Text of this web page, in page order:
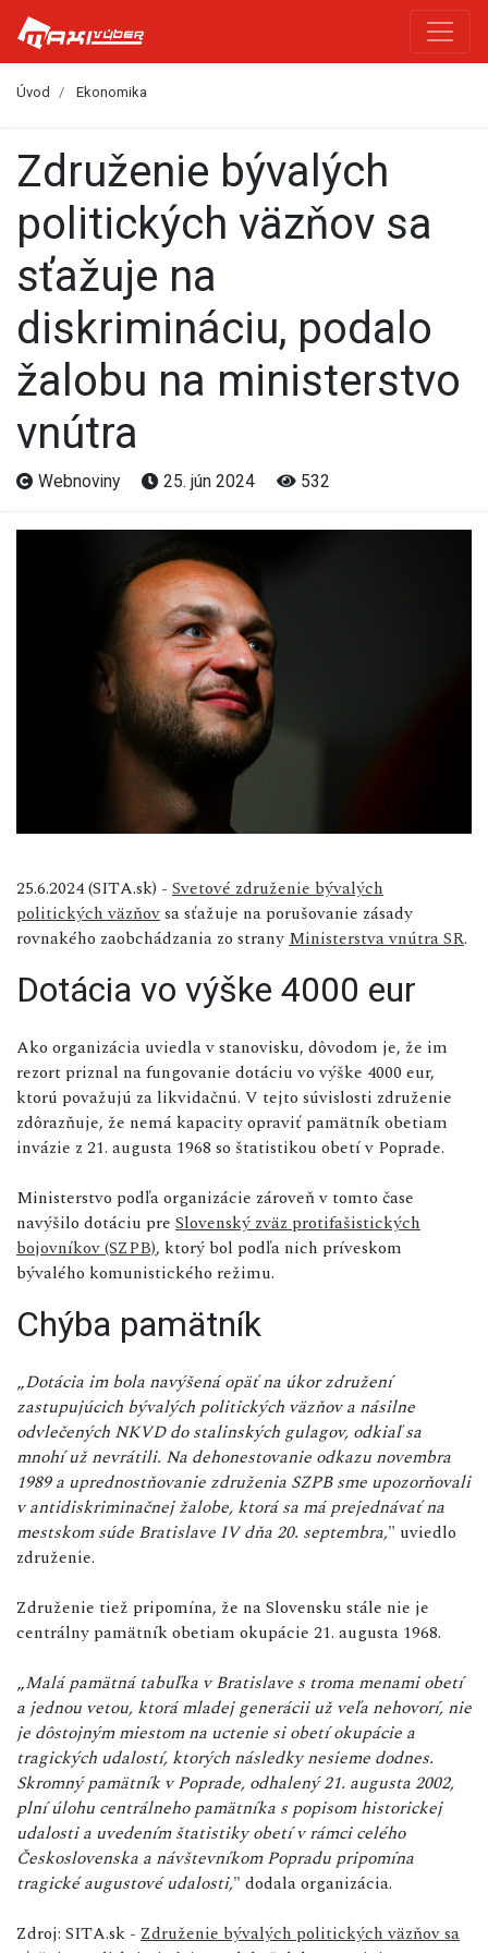
Úvod Ekonomika
Združenie bývalých
politických väzňov sa
sťažuje na
diskrimináciu, podalo
žalobu na ministerstvo
vnútra
Webnoviny 25. jún 2024 532
25.6.2024 (SITA.sk) - Svetové združenie bývalých
politických väzňovsa sťažuje na porušovanie zásady
rovnakého zaobchádzania zo strany Ministerstva vnútra SR.
Dotácia vo výške 4000 eur
Ako organizácia uviedla v stanovisku, dôvodom je, že im
rezort priznal na fungovanie dotáciu vo výške 4000 eur,
ktorú považujú za likvidačnú. V tejto súvislosti združenie
zdôrazňuje, že nemá kapacity opraviť pamätník obetiam
invázie z 21. augusta 1968 so štatistikou obetí v Poprade.
Ministerstvo podľa organizácie zároveň v tomto čase
navýšilo dotáciu pre Slovenský zväz protifašistických
bojovníkov (SZPB), ktorý bol podľa nich príveskom
bývalého komunistického režimu.
Chýba pamätník
„Dotácia im bola navýšená opäť na úkor združení
zastupujúcich bývalých politických väzňov a násilne
odvlečených NKVD do stalinských gulagov, odkiaľ sa
mnohí už nevrátili. Na dehonestovanie odkazu novembra
1989 a uprednostňovanie združenia SZPB sme upozorňovali
v antidiskriminačnej žalobe, ktorá sa má prejednávať na
mestskom súde Bratislave IV dňa 20. septembra," uviedlo
združenie.
Združenie tiež pripomína, že na Slovensku stále nie je
centrálny pamätník obetiam okupácie 21. augusta 1968.
„Malá pamätná tabuľka v Bratislave s troma menami obetí
a jednou vetou, ktorá mladej generácii už veľa nehovorí, nie
je dôstojným miestom na uctenie si obetí okupácie a
tragických udalostí, ktorých následky nesieme dodnes.
Skromný pamätník v Poprade, odhalený 21. augusta 2002,
plní úlohu centrálneho pamätníka s popisom historickej
udalosti a uvedením štatistiky obetí v rámci celého
Československa a návštevníkom Popradu pripomína
tragické augustové udalosti," dodala organizácia.
Zdroj: SITA.sk - Združenie bývalých politických väzňov sa